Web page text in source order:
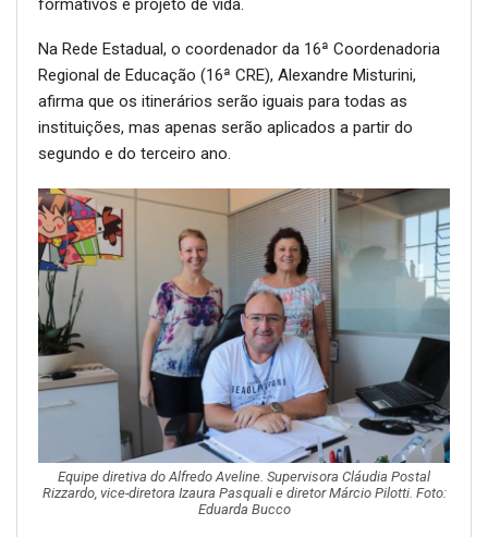
formativos e projeto de vida.
Na Rede Estadual, o coordenador da 16ª Coordenadoria
Regional de Educação (16ª CRE), Alexandre Misturini,
afirma que os itinerários serão iguais para todas as
instituições, mas apenas serão aplicados a partir do
segundo e do terceiro ano.
Equipe diretiva do Alfredo Aveline. Supervisora Cláudia Postal
Rizzardo, vice-diretora Izaura Pasquali e diretor Márcio Pilotti. Foto:
Eduarda Bucco